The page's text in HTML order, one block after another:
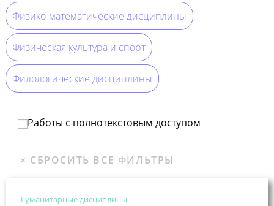
Физико-математические дисциплины
Физическая культура и спорт
Филологические дисциплины
Работы с полнотекстовым доступом
Гуманитарные дисциплины